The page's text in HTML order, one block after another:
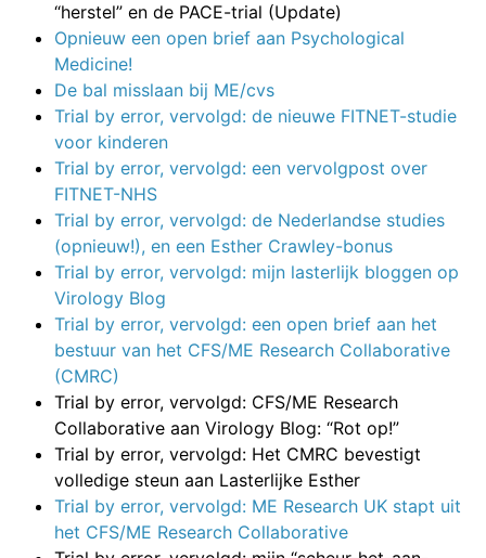
“herstel” en de PACE-trial (Update)
Opnieuw een open brief aan Psychological
Medicine!
De bal misslaan bij ME/cvs
Trial by error, vervolgd: de nieuwe FITNET-studie
voor kinderen
Trial by error, vervolgd: een vervolgpost over
FITNET-NHS
Trial by error, vervolgd: de Nederlandse studies
(opnieuw!), en een Esther Crawley-bonus
Trial by error, vervolgd: mijn lasterlijk bloggen op
Virology Blog
Trial by error, vervolgd: een open brief aan het
bestuur van het CFS/ME Research Collaborative
(CMRC)
Trial by error, vervolgd: CFS/ME Research
Collaborative aan Virology Blog: “Rot op!”
Trial by error, vervolgd: Het CMRC bevestigt
volledige steun aan Lasterlijke Esther
Trial by error, vervolgd: ME Research UK stapt uit
het CFS/ME Research Collaborative